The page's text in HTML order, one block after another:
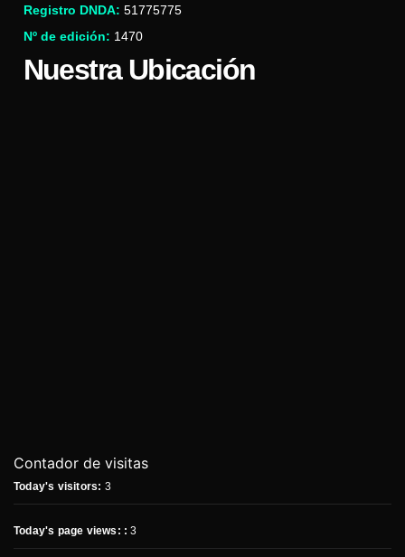
Registro DNDA: 51775775
Nº de edición: 1470
Nuestra Ubicación
Contador de visitas
Today's visitors: 3
Today's page views: :3